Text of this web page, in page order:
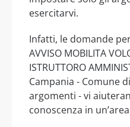
esercitarvi.
Infatti, le domande per
AVVISO MOBILITA
ISTRUTTORO
Campania - Comune
argomenti - vi
conoscenza in